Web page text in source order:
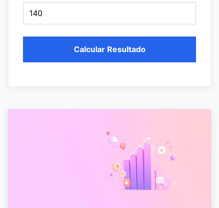
Calcular Resultado